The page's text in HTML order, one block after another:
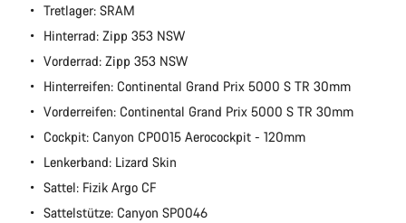
Tretlager: SRAM
Hinterrad: Zipp 353 NSW
Vorderrad: Zipp 353 NSW
Hinterreifen: Continental Grand Prix 5000 S TR 30mm
Vorderreifen: Continental Grand Prix 5000 S TR 30mm
Cockpit: Canyon CP0015 Aerocockpit - 120mm
Lenkerband: Lizard Skin
Sattel: Fizik Argo CF
Sattelstütze: Canyon SP0046